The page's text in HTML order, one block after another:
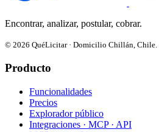
Encontrar, analizar, postular, cobrar.
© 2026 QuéLicitar · Domicilio Chillán, Chile.
Producto
Funcionalidades
Precios
Explorador público
Integraciones · MCP · API